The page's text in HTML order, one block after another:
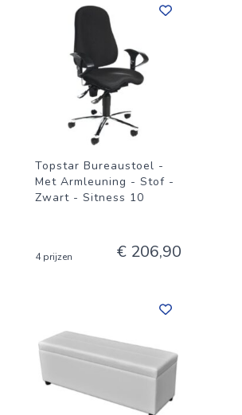
Topstar Bureaustoel -
Met Armleuning - Stof -
Zwart - Sitness 10
4 prijzen € 206,90